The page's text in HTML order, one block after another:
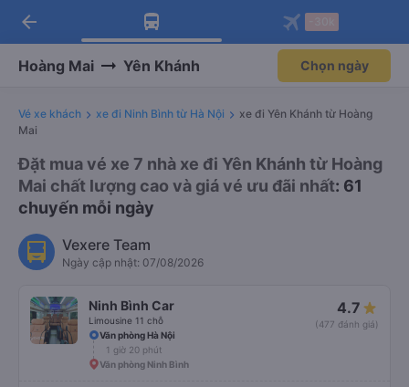
Tải app Vexere ngay!
Nhận ưu đãi thành viên độc
Mở app
Tải app Vexere
-30k/ghế khi đặt vé máy bay qua
Mở app
arrow_back
Hoàng Mai Yên Khánh Chọn ngày
Vé xe khách xe đi Ninh Bình từ Hà Nội
xe đi Yên Khánh từ Hoàng
Mai
Đặt mua vé xe 7 nhà xe đi Yên Khánh từ Hoàng
Mai chất lượng cao và giá vé ưu đãi nhất: 61
chuyến mỗi ngày
Vexere Team
Ngày cập nhật: 07/08/2026
Ninh Bình Car
Limousine 11 chỗ
4.7
(477 đánh giá)
Văn phòng Hà Nội
1 giờ 20 phút
Văn phòng Ninh Bình